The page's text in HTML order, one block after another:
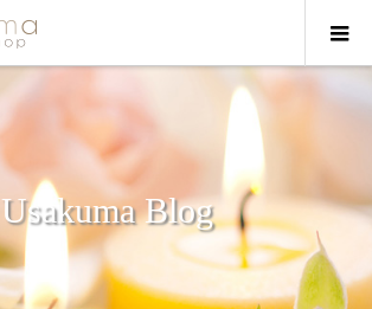
Usakuma Blog